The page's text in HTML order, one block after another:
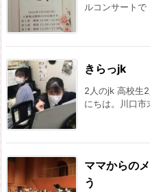
ルコンサートで
きらっjk
2人のjk 高校生
にちは。川口
ママからの
う